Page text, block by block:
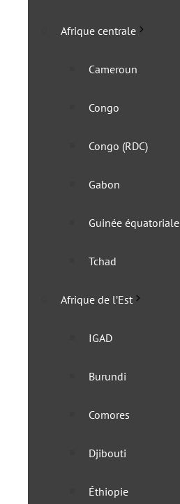
Afrique centrale
Cameroun
Congo
Congo (RDC)
Gabon
Guinée équatoriale
Tchad
Afrique de l’Est
IGAD
Burundi
Comores
Djibouti
Éthiopie